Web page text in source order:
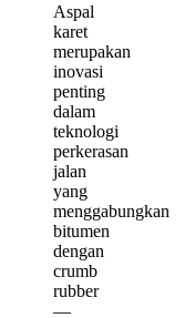
Aspal
karet
merupakan
inovasi
penting
dalam
teknologi
perkerasan
jalan
yang
menggabungkan
bitumen
dengan
crumb
rubber
—